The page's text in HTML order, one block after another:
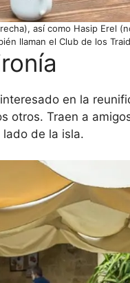
así como Hasip
llaman el Club de los
en la
otros. Traen a
de la isla.